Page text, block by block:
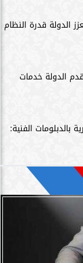
الدولة قدرة النظام
الدولة خدمات
بالدبلومات الفنية: